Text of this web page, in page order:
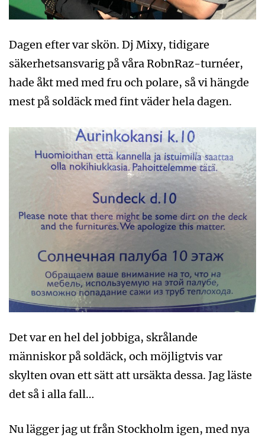
Dagen efter var skön. Dj Mixy, tidigare
säkerhetsansvarig på våra RobnRaz-turnéer,
hade åkt med med fru och polare, så vi hängde
mest på soldäck med fint väder hela dagen.
Det var en hel del jobbiga, skrålande
människor på soldäck, och möjligtvis var
skylten ovan ett sätt att ursäkta dessa. Jag läste
det så i alla fall…
Nu lägger jag ut från Stockholm igen, med nya